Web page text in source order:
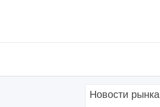
Новости рынка